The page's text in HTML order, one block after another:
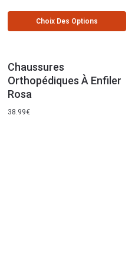
Choix Des Options
Chaussures
Orthopédiques À Enfiler
Rosa
38.99€